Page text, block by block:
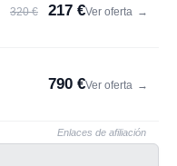
320 € 217 €Ver oferta →
790 €Ver oferta →
Enlaces de afiliación